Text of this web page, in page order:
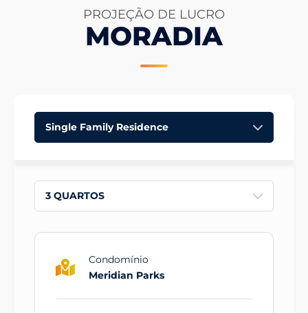
PROJEÇÃO DE LUCRO
MORADIA
Condomínio
Meridian Parks